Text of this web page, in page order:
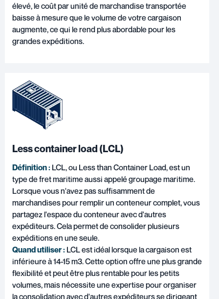
élevé, le coût par unité de marchandise transportée
baisse à mesure que le volume de votre cargaison
augmente, ce qui le rend plus abordable pour les
grandes expéditions.
Less container load (LCL)
Définition : LCL, ou Less than Container Load, est un
type de fret maritime aussi appelé groupage maritime.
Lorsque vous n'avez pas suffisamment de
marchandises pour remplir un conteneur complet, vous
partagez l'espace du conteneur avec d'autres
expéditeurs. Cela permet de consolider plusieurs
expéditions en une seule.
Quand utiliser : LCL est idéal lorsque la cargaison est
inférieure à 14-15 m3. Cette option offre une plus grande
flexibilité et peut être plus rentable pour les petits
volumes, mais nécessite une expertise pour organiser
la consolidation avec d'autres expéditeurs se dirigeant